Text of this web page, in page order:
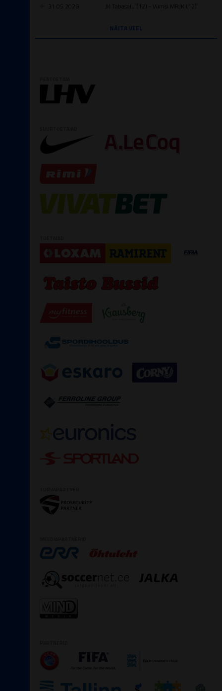
31.05.2026 JK Tabasalu (12) - Viimsi MRJK (12)
NÄITA VEEL